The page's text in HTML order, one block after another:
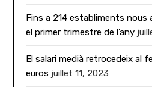
Fins a 214 establiments nous
el primer trimestre de l’any
El salari medià retrocedeix al
euros juillet 11, 2023